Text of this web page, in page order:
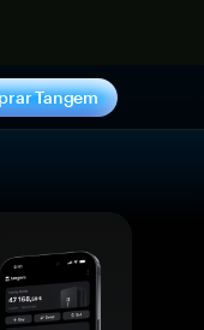
Tangem